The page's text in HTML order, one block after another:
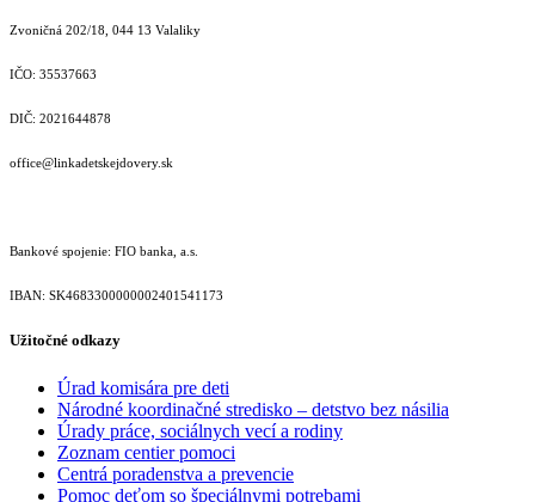
Zvoničná 202/18, 044 13 Valaliky
IČO: 35537663
DIČ: 2021644878
office@linkadetskejdovery.sk
Bankové spojenie: FIO banka, a.s.
IBAN: SK46833000000­02401541173
Užitočné odkazy
Úrad komisára pre deti
Národné koordinačné stredisko – detstvo bez násilia
Úrady práce, sociálnych vecí a rodiny
Zoznam centier pomoci
Centrá poradenstva a prevencie
Pomoc deťom so špeciálnymi potrebami